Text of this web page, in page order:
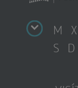
M
S